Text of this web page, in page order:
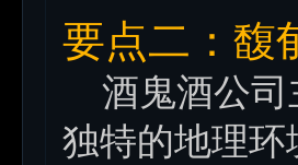
要点二：馥
酒鬼酒公司
独特的地理环